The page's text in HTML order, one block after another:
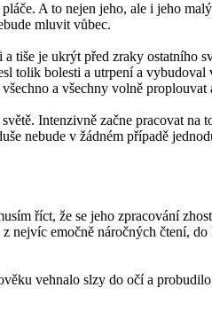
A to nejen jeho, ale i jeho
mluvit vůbec.
a tiše je ukrýt před zraky
tolik bolesti a utrpení a
a všechny volně
Intenzivně začne pracovat na
nebude v žádném případě
říct, že se jeho zpracování
emočně náročných čtení, do
vehnalo slzy do očí a